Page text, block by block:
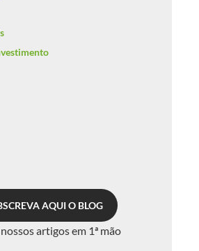
AQUI O BLOG
artigos em 1ª mão